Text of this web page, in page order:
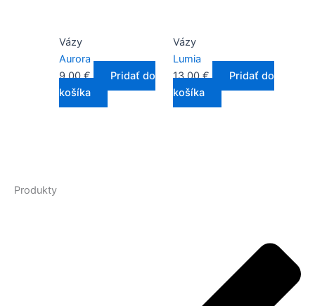
Vázy
Aurora
9,00€
Pridať do
košíka
Vázy
Lumia
13,00€
Pridať do
košíka
Produkty